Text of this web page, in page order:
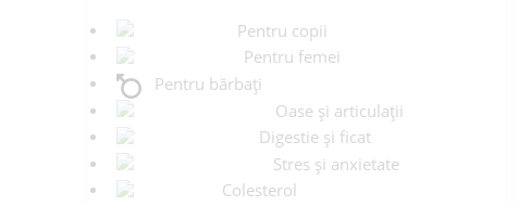
Pentru copii
Pentru femei
Pentru bărbați
Oase și articulații
Digestie și ficat
Stres și anxietate
Colesterol